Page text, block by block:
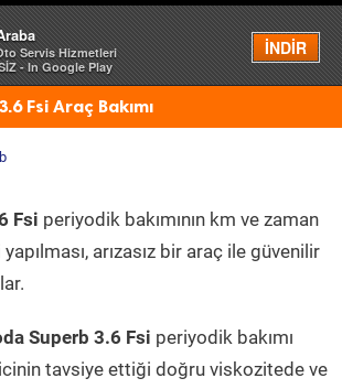
Servis Hizmetleri
- In Google Play
İNDİR
Menü
Fsi Araç Bakımı
Fsi periyodik bakımının km ve zaman
arızasız bir araç ile güvenilir
Superb 3.6 Fsi periyodik bakımı
tavsiye ettiği doğru viskozitede ve